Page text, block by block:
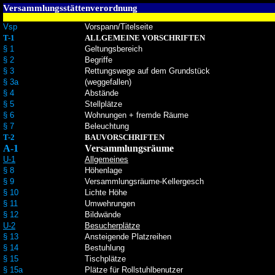
Versammlungsstättenverordnung
Vsp
Vorspann/Titelseite
T-1
ALLGEMEINE VORSCHRIFTEN
§ 1
§ 2
§ 3
§ 3a
§ 4
§ 5
§ 6
§ 7
Geltungsbereich
Begriffe
Rettungswege auf dem Grundstück
(weggefallen)
Abstände
Stellplätze
Wohnungen + fremde Räume
Beleuchtung
T-2
BAUVORSCHRIFTEN
A-1 Versammlungsräume
U-1
Allgemeines
§ 8
§ 9
§ 10
§ 11
§ 12
Höhenlage
Versammlungsräume-Kellergesch
Lichte Höhe
Umwehrungen
Bildwände
U-2
Besucherplätze
§ 13
§ 14
§ 15
§ 15a
Ansteigende Platzreihen
Bestuhlung
Tischplätze
Plätze für Rollstuhlbenutzer